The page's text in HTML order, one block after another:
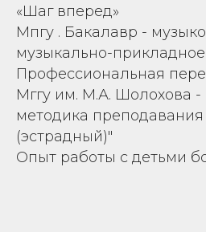
«Шаг вперед»
Мпгу . Бакалавр -
музыкально-прикладное
Профессиональная
Мггу им. М.А. Шолохова -
методика преподавания
(эстрадный)"
Опыт работы с детьми